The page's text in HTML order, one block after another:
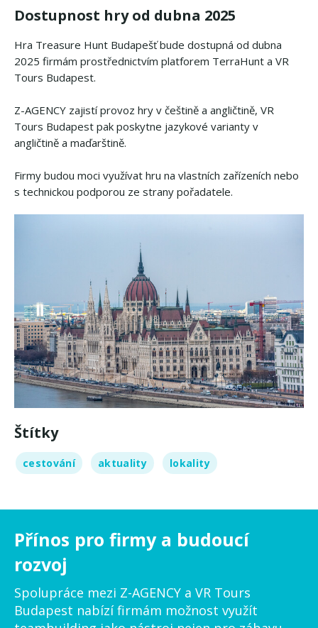
Dostupnost hry od dubna 2025
Hra Treasure Hunt Budapešť bude dostupná od dubna
2025 firmám prostřednictvím platforem TerraHunt a VR
Tours Budapest.
Z-AGENCY zajistí provoz hry v češtině a angličtině, VR
Tours Budapest pak poskytne jazykové varianty v
angličtině a maďarštině.
Firmy budou moci využívat hru na vlastních zařízeních nebo
s technickou podporou ze strany pořadatele.
Štítky
cestování aktuality lokality
Přínos pro firmy a budoucí
rozvoj
Spolupráce mezi Z-AGENCY a VR Tours
Budapest nabízí firmám možnost využít